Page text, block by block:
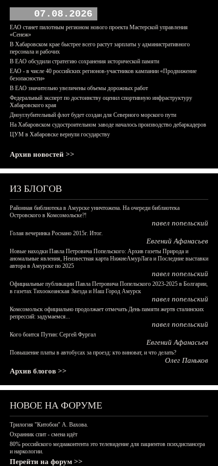
07.08.2026
ЕАО станет пилотным регионом нового проекта Мастерской управления
«Сенеж»
В Хабаровском крае быстрее всего растут зарплаты у административного
персонала и рабочих
В ЕАО обсудили стратегию сохранения исторической памяти
ЕАО - в числе 40 российских регионов-участников кампании «Продвижение
безопасности»
В ЕАО значительно увеличены объемы дорожных работ
Федеральный эксперт по достоинству оценил спортивную инфраструктуру
Хабаровского края
Дноуглубительный флот будет создан для Северного морского пути
На Хабаровском судостроительном заводе началось производство дебаркадеров
ЦУМ в Хабаровске вернули государству
Архив новостей >>
ИЗ БЛОГОВ
Районная библиотека в Амурске уничтожена. На очереди библиотека
Островского в Комсомольске?!
павел попельский
Голая вечеринка Роснано 2015г. Итог.
Евгений Афанасьев
Новые находки Павла Петровича Попельского: Архив газеты Природа и
аномальные явления, Неизвестная карта НижнеАмурЛага и Последние выставки
автора в Амурске по 2025
павел попельский
Официальные публикации Павла Петровича Попельского 2023-2025 в Болгарии,
в газетах Тихоокеанская Звезда и Наш Город Амурск
павел попельский
Комсомольск официально продолжает отмечать День памяти жертв сталинских
репрессий: задумаемся...
павел попельский
Кого боится Путин: Сергей Фургал
Евгений Афанасьев
Повышение платы в автобусах за проезд: кто виноват, и что делать?
Олег Паньков
Архив блогов >>
НОВОЕ НА ФОРУМЕ
Трилогия "Китобои" А. Вахова.
Охранник спит - смена идёт
80% российского медиаконтента это телевидение для пациентов психдиспансера
и наркологии.
Перейти на форум >>